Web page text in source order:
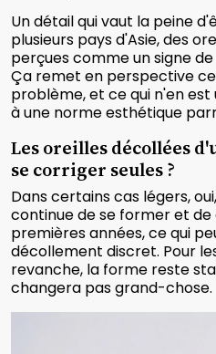
Un détail qui vaut la peine
plusieurs pays d'Asie, des
perçues comme un signe
Ça remet en perspective
problème, et ce qui n'en
à une norme esthétique
Les oreilles décollées
se corriger seules ?
Dans certains cas légers,
continue de se former et
premières années, ce qui
décollement discret. Pour
revanche, la forme reste
changera pas grand-chose.